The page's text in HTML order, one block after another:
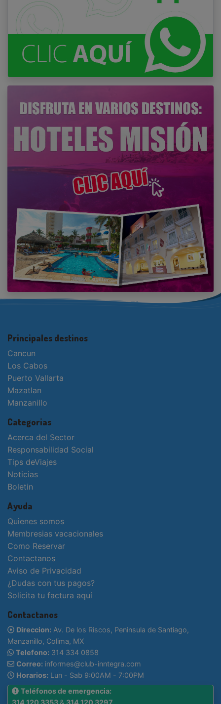
Principales destinos
Cancun
Los Cabos
Puerto Vallarta
Mazatlan
Manzanillo
Categorias
Acerca del Sector
Responsabilidad Social
Tips deViajes
Noticias
Boletin
Ayuda
Quienes somos
Membresias vacacionales
Como Reservar
Contactanos
Aviso de Privacidad
¿Dudas con tus pagos?
Solicita tu factura aquí
Contactanos
Direccion: Av. De los Riscos, Peninsula de Santiago,
Manzanillo, Colima, MX
Telefono: 314 334 0858
Correo: informes@club-inntegra.com
Horarios: Lun - Sab 9:00AM - 7:00PM
Teléfonos de emergencia:
314 120 3353 & 314 120 3297